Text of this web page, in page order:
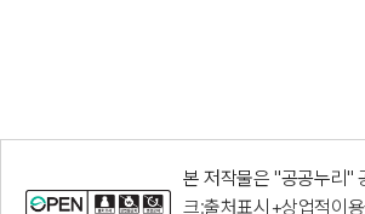
본 저작물은 "공공누리"
크:출처표시+상업적이